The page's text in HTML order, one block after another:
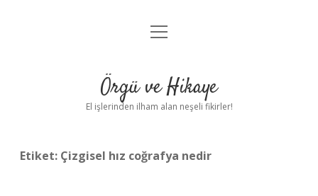
Anasayfa
Yasal Uyarı
menüyü
Örgü ve Hikaye
El işlerinden ilham alan neşeli fikirler!
Etiket: Çizgisel hız coğrafya nedir